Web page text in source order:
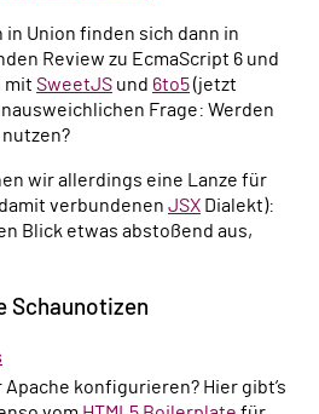
in Union finden sich dann in
Review zu EcmaScript 6 und
mit SweetJS und 6to5(jetzt
Frage: Werden
wir allerdings eine Lanze für
verbundenen JSX Dialekt):
Blick etwas abstoßend aus,
Schaunotizen